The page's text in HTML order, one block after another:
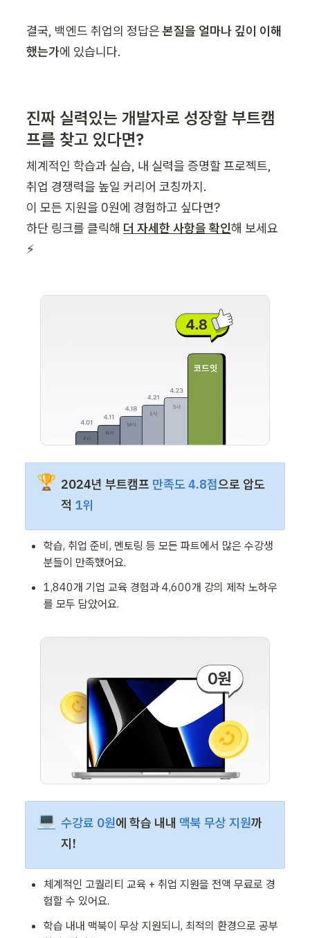
결국, 백엔드 취업의 정답은 본질을 얼마나 깊이 이해
했는가에 있습니다.
진짜 실력있는 개발자로 성장할 부트캠
프를 찾고 있다면?
체계적인 학습과 실습, 내 실력을 증명할 프로젝트,
취업 경쟁력을 높일 커리어 코칭까지.
이 모든 지원을 0원에 경험하고 싶다면?
하단 링크를 클릭해 더 자세한 사항을 확인해 보세요
⚡️
🏆 2024년 부트캠프 만족도 4.8점으로 압도
적 1위
학습, 취업 준비, 멘토링 등 모든 파트에서 많은 수강생
분들이 만족했어요.
1,840개 기업 교육 경험과 4,600개 강의 제작 노하우
를 모두 담았어요.
💻 수강료 0원에 학습 내내 맥북 무상 지원까
지!
체계적인 고퀄리티 교육 + 취업 지원을 전액 무료로 경
험할 수 있어요.
학습 내내 맥북이 무상 지원되니, 최적의 환경으로 공부